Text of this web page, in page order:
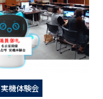
実機体験会